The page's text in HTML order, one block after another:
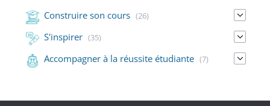
Construire son cours (26)
S'inspirer (35)
Accompagner à la réussite étudiante (7)